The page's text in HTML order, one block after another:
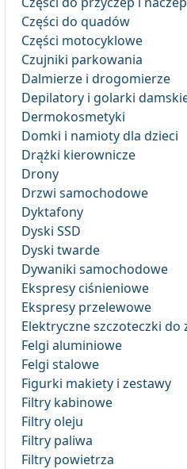
Części do quadów
Części motocyklowe
Czujniki parkowania
Dalmierze i drogomierze
Depilatory i golarki
Dermokosmetyki
Domki i namioty dla dzieci
Drążki kierownicze
Drony
Drzwi samochodowe
Dyktafony
Dyski SSD
Dyski twarde
Dywaniki samochodowe
Ekspresy ciśnieniowe
Ekspresy przelewowe
Elektryczne szczoteczki do
Felgi aluminiowe
Felgi stalowe
Figurki makiety i zestawy
Filtry kabinowe
Filtry oleju
Filtry paliwa
Filtry powietrza